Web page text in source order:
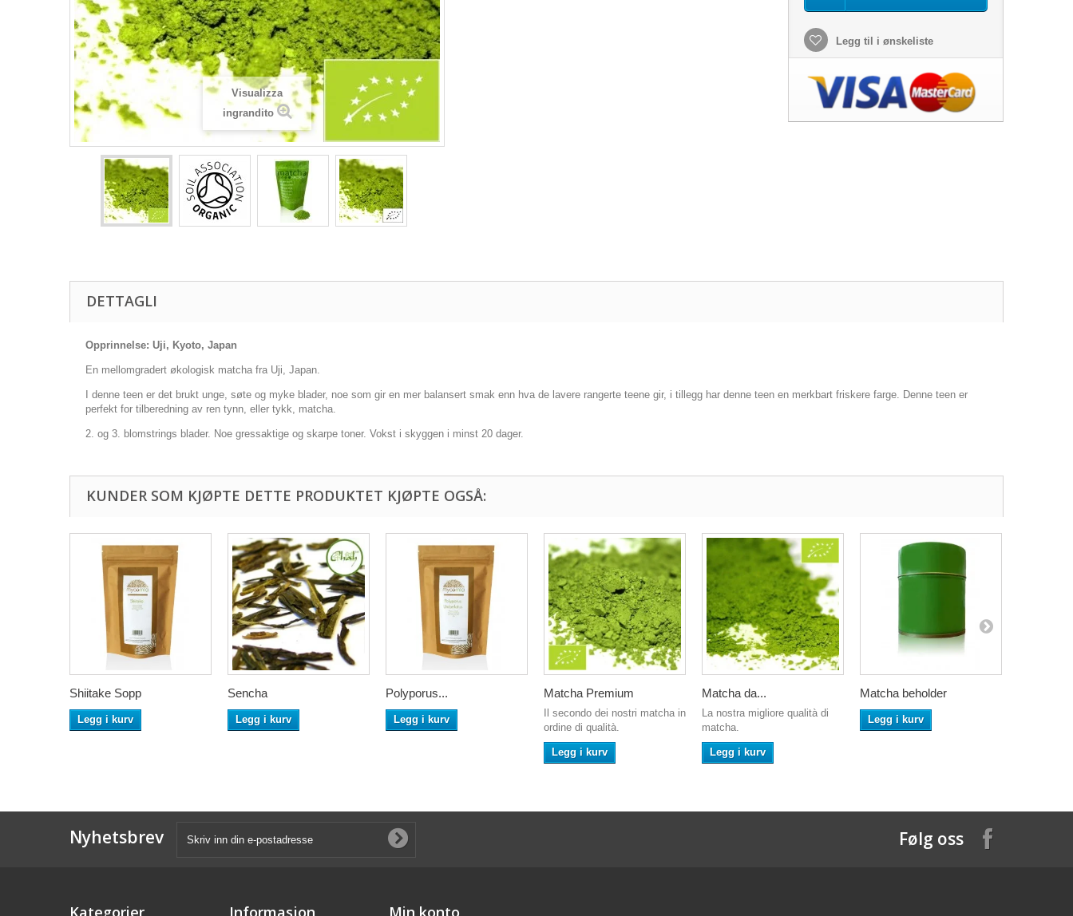
Visualizza
ingrandito
Legg til i ønskeliste
DETTAGLI
Opprinnelse: Uji, Kyoto, Japan
En mellomgradert økologisk matcha fra Uji, Japan.
I denne teen er det brukt unge, søte og myke blader, noe som gir en mer balansert smak enn hva de lavere rangerte teene gir, i tillegg har denne teen en merkbart friskere farge. Denne teen er
perfekt for tilberedning av ren tynn, eller tykk, matcha.
2. og 3. blomstrings blader. Noe gressaktige og skarpe toner. Vokst i skyggen i minst 20 dager.
KUNDER SOM KJØPTE DETTE PRODUKTET KJØPTE OGSÅ:
Shiitake Sopp
Legg i kurv
Sencha
Legg i kurv
Polyporus...
Legg i kurv
Matcha Premium
Il secondo dei nostri matcha in
ordine di qualità.
Legg i kurv
Matcha da...
La nostra migliore qualità di
matcha.
Legg i kurv
Matcha beholder
Legg i kurv
Nyhetsbrev Følg oss
Kategorier Informasjon Min konto